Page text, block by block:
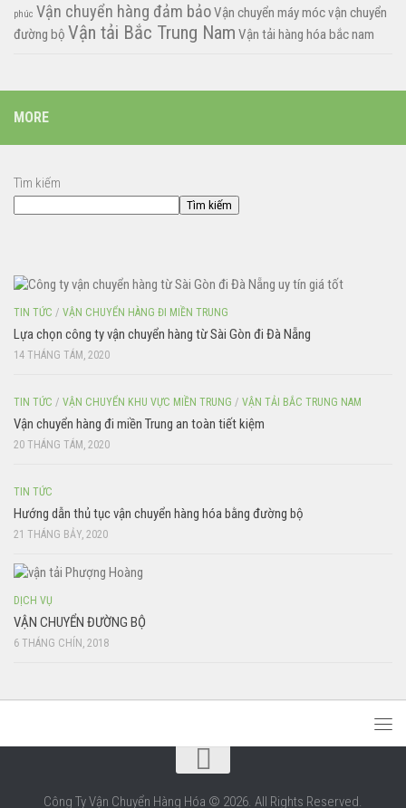
phúc Vận chuyển hàng đảm bảoVận chuyển máy mócvận chuyển
đường bộ Vận tải Bắc Trung Nam Vận tải hàng hóa bắc nam
MORE
Tìm kiếm
Tìm kiếm
TIN TỨC / VẬN CHUYỂN HÀNG ĐI MIỀN TRUNG
Lựa chọn công ty vận chuyển hàng từ Sài Gòn đi Đà Nẵng
14 THÁNG TÁM, 2020
TIN TỨC / VẬN CHUYỂN KHU VỰC MIỀN TRUNG / VẬN TẢI BẮC TRUNG NAM
Vận chuyển hàng đi miền Trung an toàn tiết kiệm
20 THÁNG TÁM, 2020
TIN TỨC
Hướng dẫn thủ tục vận chuyển hàng hóa bằng đường bộ
21 THÁNG BẢY, 2020
DỊCH VỤ
VẬN CHUYỂN ĐƯỜNG BỘ
6 THÁNG CHÍN, 2018
Công Ty Vận Chuyển Hàng Hóa © 2026. All Rights Reserved.